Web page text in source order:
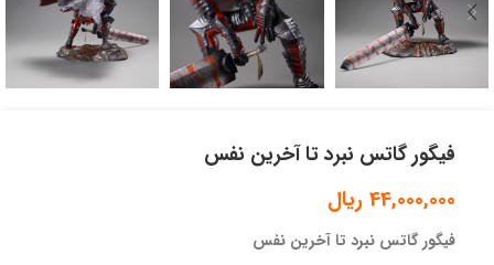
فیگور گاتس نبرد تا آخرین نفس
44,000,000 ریال
فیگور گاتس نبرد تا آخرین نفس